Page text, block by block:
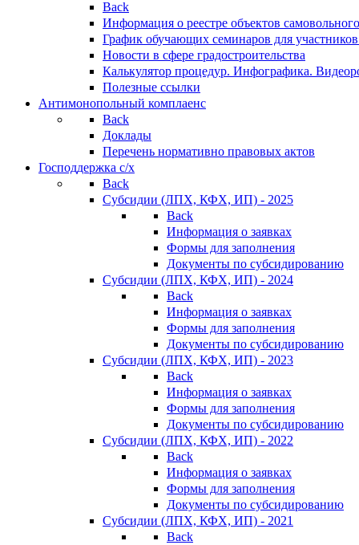
Back
Информация о реестре объектов
График обучающих семинаров для участников
Новости в сфере градостроительства
Калькулятор процедур. Инфографика.
Полезные ссылки
Антимонопольный комплаенс
Back
Доклады
Перечень нормативно правовых актов
Господдержка с/х
Back
Субсидии (ЛПХ, КФХ, ИП) - 2025
Back
Информация о заявках
Формы для заполнения
Документы по субсидированию
Субсидии (ЛПХ, КФХ, ИП) - 2024
Back
Информация о заявках
Формы для заполнения
Документы по субсидированию
Субсидии (ЛПХ, КФХ, ИП) - 2023
Back
Информация о заявках
Формы для заполнения
Документы по субсидированию
Субсидии (ЛПХ, КФХ, ИП) - 2022
Back
Информация о заявках
Формы для заполнения
Документы по субсидированию
Субсидии (ЛПХ, КФХ, ИП) - 2021
Back